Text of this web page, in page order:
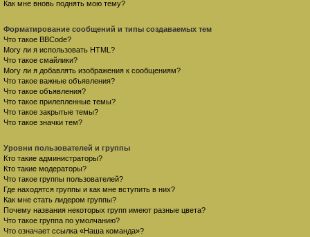
Как мне вновь поднять мою тему?
Форматирование сообщений и типы создаваемых тем
Что такое BBCode?
Могу ли я использовать HTML?
Что такое смайлики?
Могу ли я добавлять изображения к сообщениям?
Что такое важные объявления?
Что такое объявления?
Что такое прилепленные темы?
Что такое закрытые темы?
Что такое значки тем?
Уровни пользователей и группы
Кто такие администраторы?
Кто такие модераторы?
Что такое группы пользователей?
Где находятся группы и как мне вступить в них?
Как мне стать лидером группы?
Почему названия некоторых групп имеют разные цвета?
Что такое группа по умолчанию?
Что означает ссылка «Наша команда»?